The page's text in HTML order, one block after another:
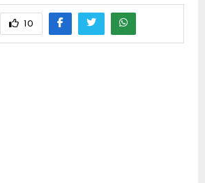
10